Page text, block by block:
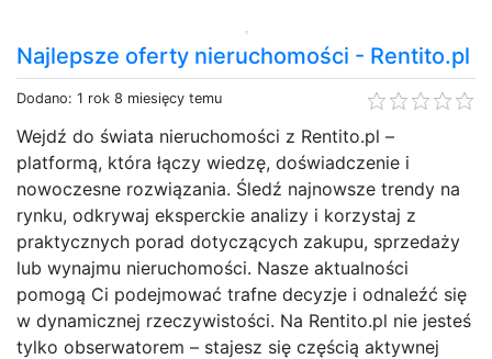
Najlepsze oferty nieruchomości - Rentito.pl
Dodano: 1 rok 8 miesięcy temu
Wejdź do świata nieruchomości z Rentito.pl –
platformą, która łączy wiedzę, doświadczenie i
nowoczesne rozwiązania. Śledź najnowsze trendy na
rynku, odkrywaj eksperckie analizy i korzystaj z
praktycznych porad dotyczących zakupu, sprzedaży
lub wynajmu nieruchomości. Nasze aktualności
pomogą Ci podejmować trafne decyzje i odnaleźć się
w dynamicznej rzeczywistości. Na Rentito.pl nie jesteś
tylko obserwatorem – stajesz się częścią aktywnej